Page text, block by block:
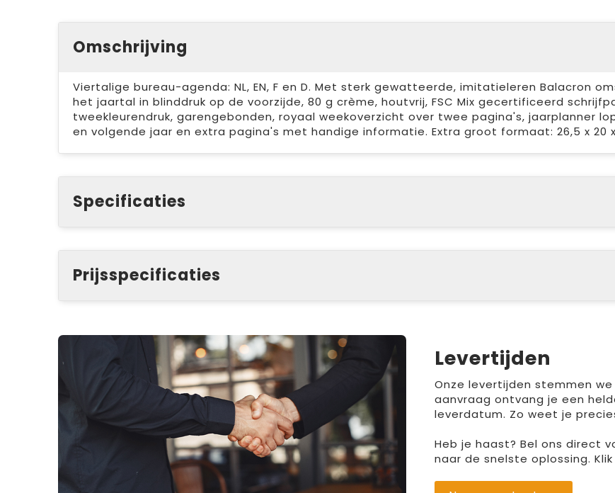
Omschrijving
Viertalige bureau-agenda: NL, EN, F en D. Met sterk gewatteerde, imitatieleren Balacron
het jaartal in blinddruk op de voorzijde, 80 g crème, houtvrij, FSC Mix gecertificeerd
tweekleurendruk, garengebonden, royaal weekoverzicht over twee pagina's, jaarplanner
en volgende jaar en extra pagina's met handige informatie. Extra groot formaat: 26,5 x 20 x
Specificaties
Prijsspecificaties
Levertijden
Onze levertijden stemmen
aanvraag ontvang je een
leverdatum. Zo weet je
Heb je haast? Bel ons direct
naar de snelste oplossing.